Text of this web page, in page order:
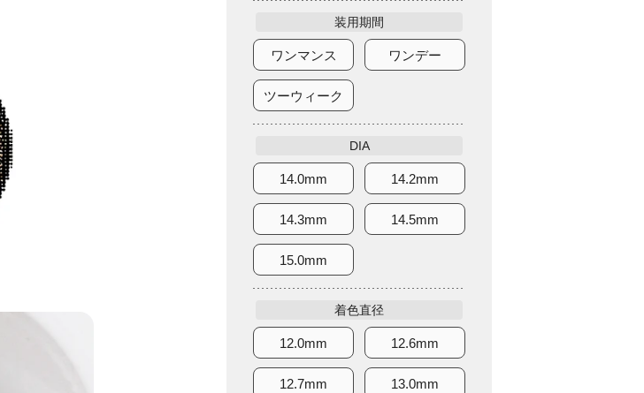
装用期間
ワンマンス ワンデー
ツーウィーク
DIA
14.0mm 14.2mm
14.3mm 14.5mm
15.0mm
着色直径
12.0mm 12.6mm
12.7mm 13.0mm